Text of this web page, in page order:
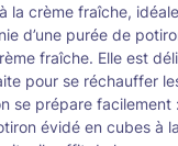
la crème fraîche,
d’une purée de
fraîche. Elle est
pour se réchauffer
se prépare facilement
évidé en cubes à